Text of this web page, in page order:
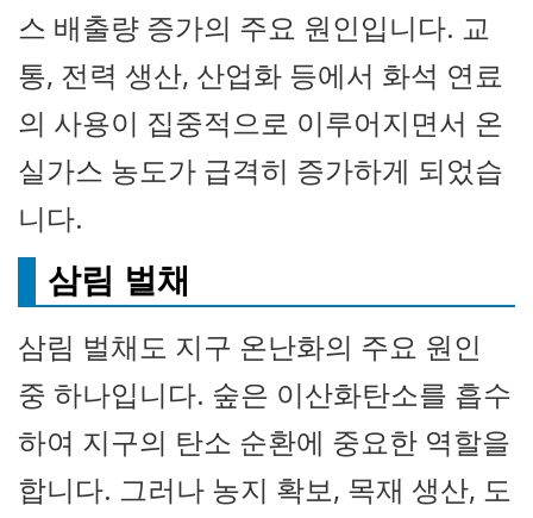
스 배출량 증가의 주요 원인입니다. 교
통, 전력 생산, 산업화 등에서 화석 연료
의 사용이 집중적으로 이루어지면서 온
실가스 농도가 급격히 증가하게 되었습
니다.
삼림 벌채
삼림 벌채도 지구 온난화의 주요 원인
중 하나입니다. 숲은 이산화탄소를 흡수
하여 지구의 탄소 순환에 중요한 역할을
합니다. 그러나 농지 확보, 목재 생산, 도